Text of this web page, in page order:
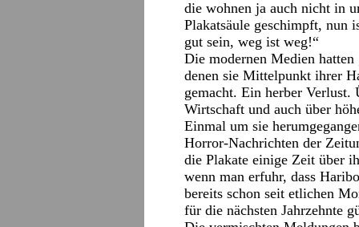
die wohnen ja auch nicht in
Plakatsäule geschimpft, nun
gut sein, weg ist weg!“
Die modernen Medien
denen sie Mittelpunkt ihrer
gemacht. Ein herber
Wirtschaft und auch über
Einmal um sie
Horror-Nachrichten der
die Plakate einige Zeit über
wenn man erfuhr, dass
bereits schon seit etlichen
für die nächsten Jahrzehnte